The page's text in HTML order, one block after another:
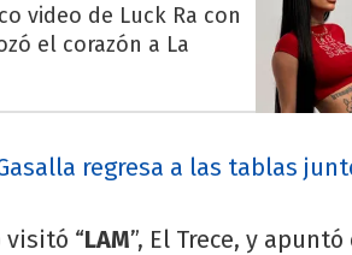
video de Luck Ra con
el corazón a La
regresa a las tablas
visitó “LAM”, El Trece, y